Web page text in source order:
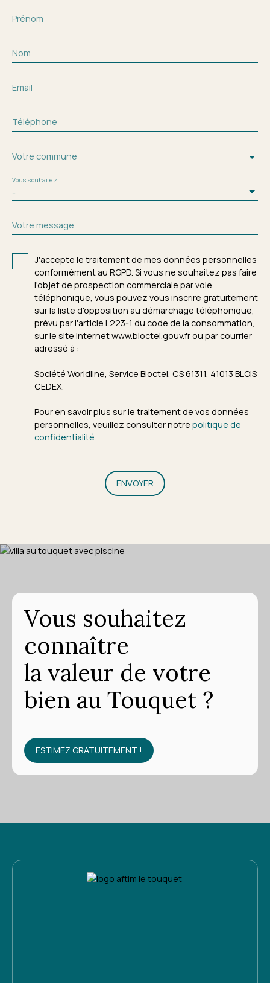
Prénom
Nom
Email
Téléphone
Votre commune
-
Vous souhaitez
Votre message
J'accepte le traitement de mes données personnelles
conformément au RGPD. Si vous ne souhaitez pas faire
l'objet de prospection commerciale par voie
téléphonique, vous pouvez vous inscrire gratuitement
sur la liste d'opposition au démarchage téléphonique,
prévu par l'article L223-1 du code de la consommation,
sur le site Internet www.bloctel.gouv.fr ou par courrier
adressé à :
Société Worldline, Service Bloctel, CS 61311, 41013 BLOIS
CEDEX.
Pour en savoir plus sur le traitement de vos données
personnelles, veuillez consulter notre politique de
confidentialité.
ENVOYER
Vous souhaitez
connaître
la valeur de votre
bien au Touquet ?
ESTIMEZ GRATUITEMENT !